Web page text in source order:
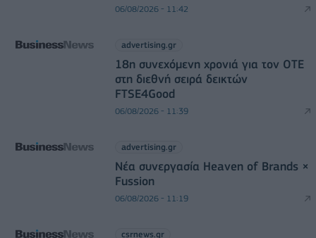
06/08/2026 - 11:42
advertising.gr
18η συνεχόμενη χρονιά για τον ΟΤΕ
στη διεθνή σειρά δεικτών
FTSE4Good
06/08/2026 - 11:39
advertising.gr
Νέα συνεργασία Heaven of Brands ×
Fussion
06/08/2026 - 11:19
csrnews.gr